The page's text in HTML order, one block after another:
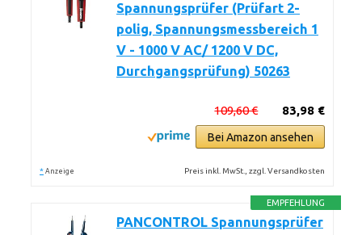
Spannungsprüfer (Prüfart 2-
polig, Spannungsmessbereich 1
V - 1000 V AC/ 1200 V DC,
Durchgangsprüfung) 50263
83,98 €
109,60 €
Bei Amazon ansehen
* Anzeige Preis inkl. MwSt., zzgl. Versandkosten
EMPFEHLUNG
PANCONTROL Spannungsprüfer